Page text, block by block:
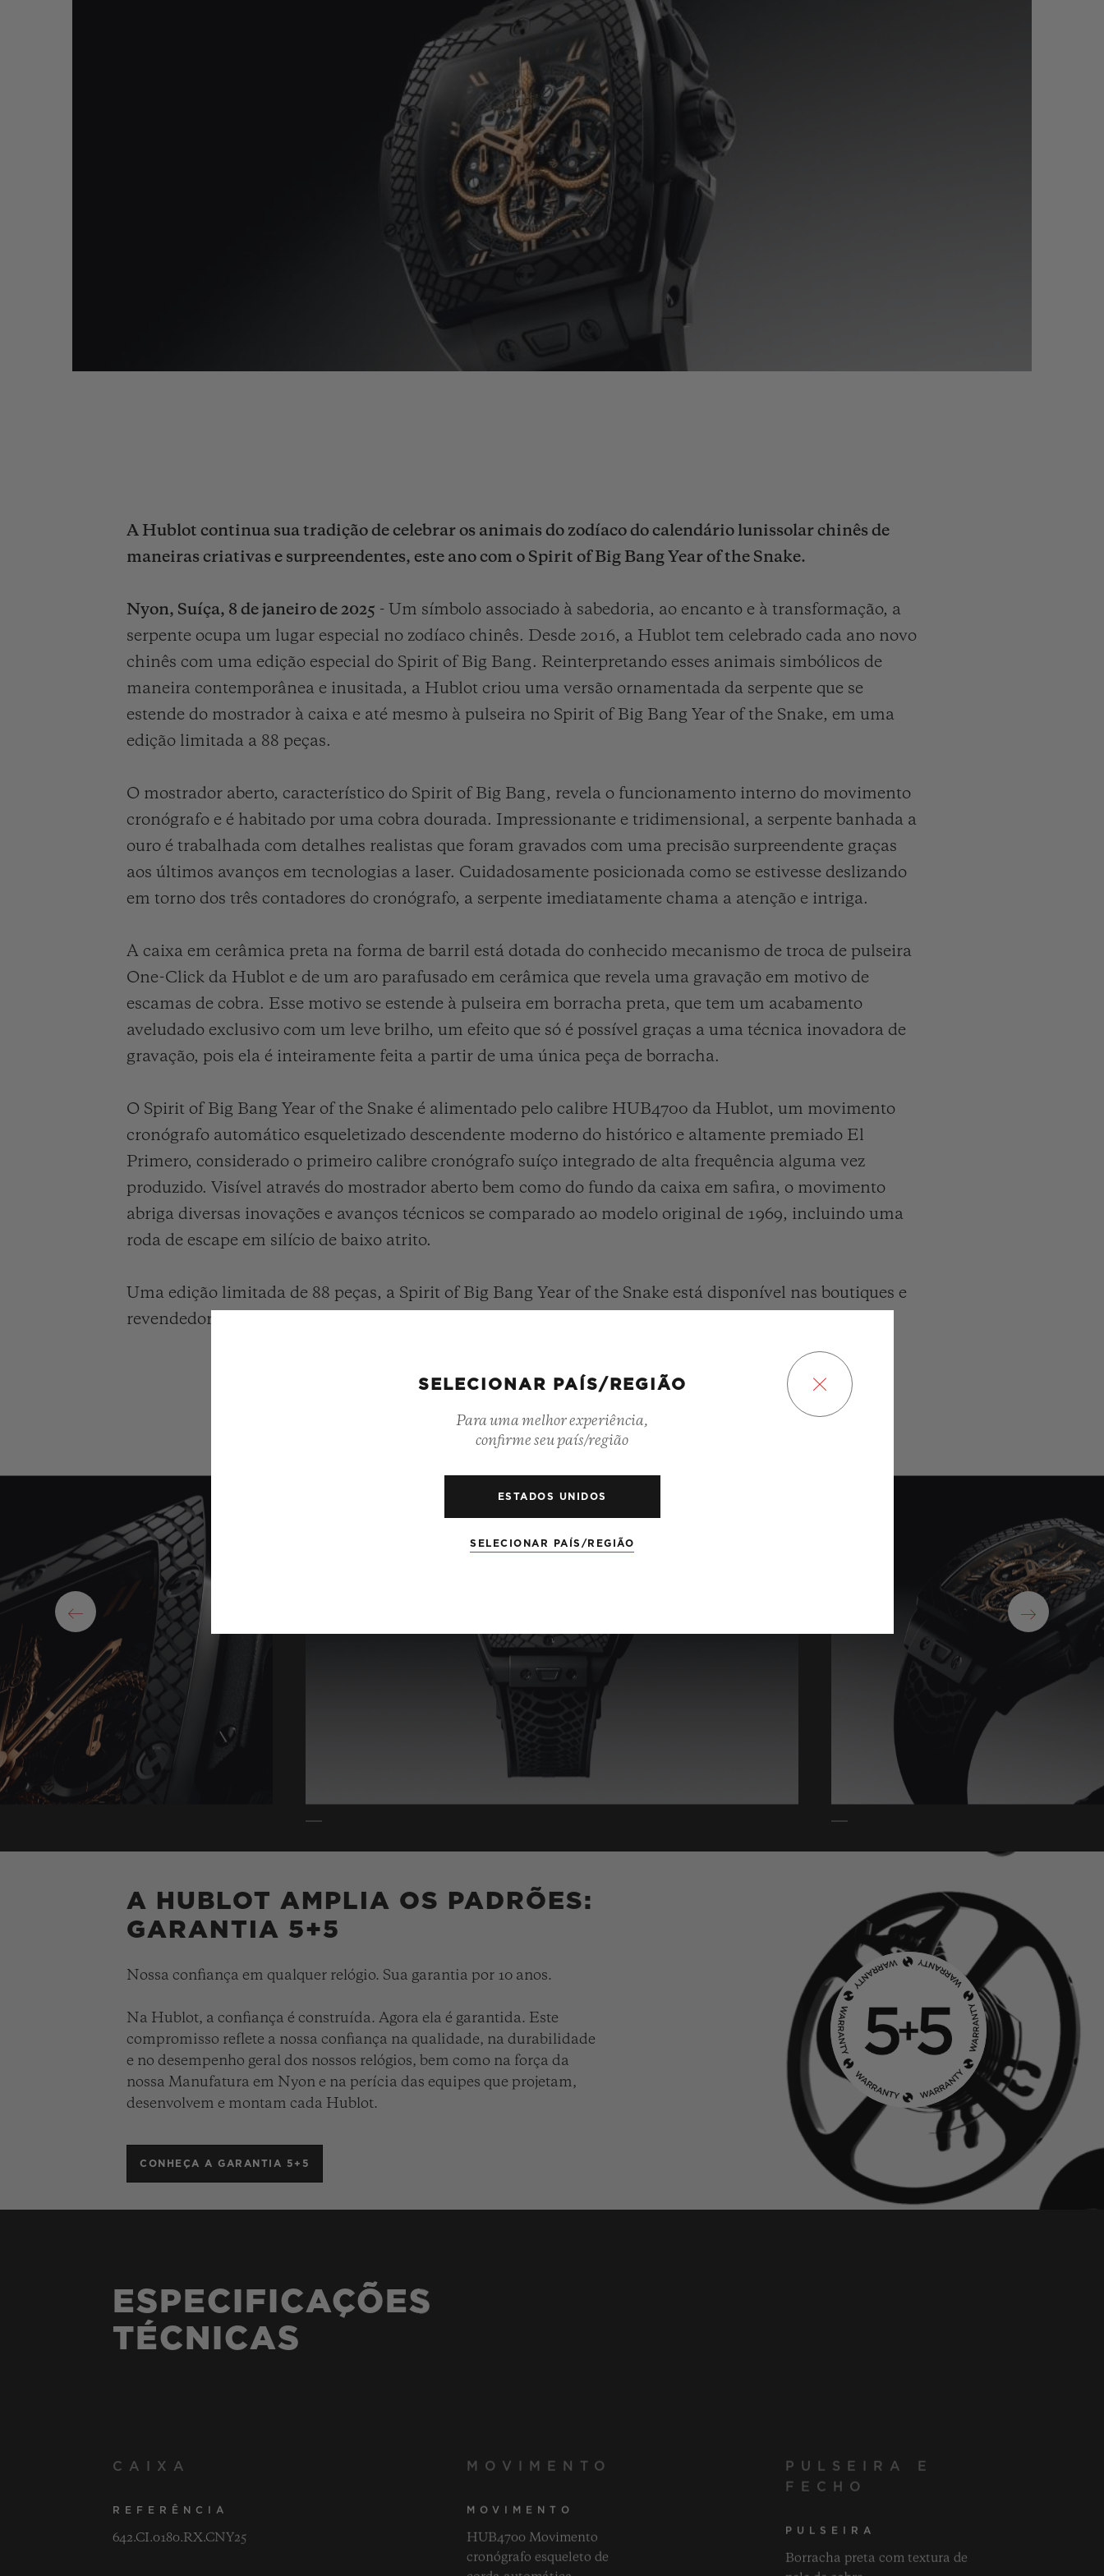
A Hublot continua sua tradição de celebrar os animais do zodíaco do calendário lunissolar chinês de
maneiras criativas e surpreendentes, este ano com o Spirit of Big Bang Year of the Snake.
Nyon, Suíça, 8 de janeiro de 2025 - Um símbolo associado à sabedoria, ao encanto e à transformação, a
serpente ocupa um lugar especial no zodíaco chinês. Desde 2016, a Hublot tem celebrado cada ano novo
chinês com uma edição especial do Spirit of Big Bang. Reinterpretando esses animais simbólicos de
maneira contemporânea e inusitada, a Hublot criou uma versão ornamentada da serpente que se
estende do mostrador à caixa e até mesmo à pulseira no Spirit of Big Bang Year of the Snake, em uma
edição limitada a 88 peças.
O mostrador aberto, característico do Spirit of Big Bang, revela o funcionamento interno do movimento
cronógrafo e é habitado por uma cobra dourada. Impressionante e tridimensional, a serpente banhada a
ouro é trabalhada com detalhes realistas que foram gravados com uma precisão surpreendente graças
aos últimos avanços em tecnologias a laser. Cuidadosamente posicionada como se estivesse deslizando
em torno dos três contadores do cronógrafo, a serpente imediatamente chama a atenção e intriga.
A caixa em cerâmica preta na forma de barril está dotada do conhecido mecanismo de troca de pulseira
One-Click da Hublot e de um aro parafusado em cerâmica que revela uma gravação em motivo de
escamas de cobra. Esse motivo se estende à pulseira em borracha preta, que tem um acabamento
aveludado exclusivo com um leve brilho, um efeito que só é possível graças a uma técnica inovadora de
gravação, pois ela é inteiramente feita a partir de uma única peça de borracha.
O Spirit of Big Bang Year of the Snake é alimentado pelo calibre HUB4700 da Hublot, um movimento
cronógrafo automático esqueletizado descendente moderno do histórico e altamente premiado El
Primero, considerado o primeiro calibre cronógrafo suíço integrado de alta frequência alguma vez
produzido. Visível através do mostrador aberto bem como do fundo da caixa em safira, o movimento
abriga diversas inovações e avanços técnicos se comparado ao modelo original de 1969, incluindo uma
roda de escape em silício de baixo atrito.
Uma edição limitada de 88 peças, a Spirit of Big Bang Year of the Snake está disponível nas boutiques e
revendedores autorizados Hublot em todo o mundo.
A HUBLOT AMPLIA OS PADRÕES:
GARANTIA 5+5
Nossa confiança em qualquer relógio. Sua garantia por 10 anos.
Na Hublot, a confiança é construída. Agora ela é garantida. Este
compromisso reflete a nossa confiança na qualidade, na durabilidade
e no desempenho geral dos nossos relógios, bem como na força da
nossa Manufatura em Nyon e na perícia das equipes que projetam,
desenvolvem e montam cada Hublot.
CONHEÇA A GARANTIA 5+5
ESPECIFICAÇÕES
TÉCNICAS
CAIXA
REFERÊNCIA
642.CI.0180.RX.CNY25
MOVIMENTO
MOVIMENTO
HUB4700 Movimento
cronógrafo esqueleto de
PULSEIRA E
FECHO
PULSEIRA
Borracha preta com textura de
SELECIONAR PAÍS/REGIÃO
Para uma melhor experiência,
confirme seu país/região
ESTADOS UNIDOS
SELECIONAR PAÍS/REGIÃO
BIG BANG
PEACH CERAMIC
EXCLUSIVIDADE ONLINE
HUBLOTISTA E
GARANTIA ESTENDIDA
ENTREGA PROGRAMADA
ENTREGA E DEVOLUÇÕES
DE CORTESIA
CONTATO